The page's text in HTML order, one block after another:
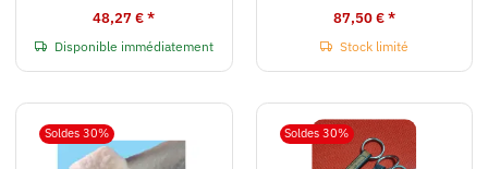
48,27 €*
Disponible immédiatement
87,50 €*
Stock limité
Soldes 30% Soldes 30%